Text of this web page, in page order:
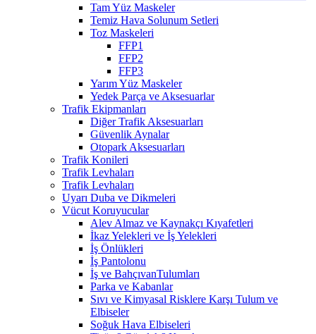
Tam Yüz Maskeler
Temiz Hava Solunum Setleri
Toz Maskeleri
FFP1
FFP2
FFP3
Yarım Yüz Maskeler
Yedek Parça ve Aksesuarlar
Trafik Ekipmanları
Diğer Trafik Aksesuarları
Güvenlik Aynalar
Otopark Aksesuarları
Trafik Konileri
Trafik Levhaları
Trafik Levhaları
Uyarı Duba ve Dikmeleri
Vücut Koruyucular
Alev Almaz ve Kaynakçı Kıyafetleri
İkaz Yelekleri ve İş Yelekleri
İş Önlükleri
İş Pantolonu
İş ve BahçıvanTulumları
Parka ve Kabanlar
Sıvı ve Kimyasal Risklere Karşı Tulum ve
Elbiseler
Soğuk Hava Elbiseleri